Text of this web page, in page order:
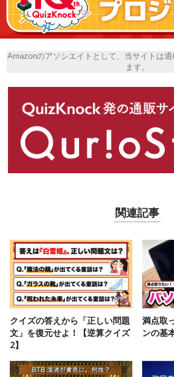
Amazonのアソシエイトとして、当サイトは
ます。
関連記事
クイズの答えから「正しい問題
文」を復元せよ！【逆算クイズ
2】
満点取
ンの基